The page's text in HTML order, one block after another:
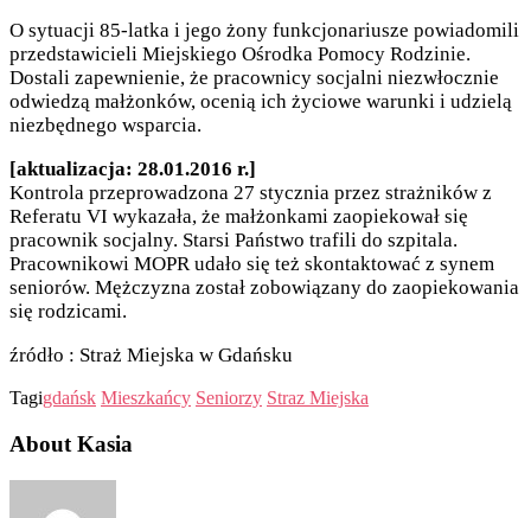
O sytuacji 85-latka i jego żony funkcjonariusze powiadomili
przedstawicieli Miejskiego Ośrodka Pomocy Rodzinie.
Dostali zapewnienie, że pracownicy socjalni niezwłocznie
odwiedzą małżonków, ocenią ich życiowe warunki i udzielą
niezbędnego wsparcia.
[aktualizacja: 28.01.2016 r.]
Kontrola przeprowadzona 27 stycznia przez strażników z
Referatu VI wykazała, że małżonkami zaopiekował się
pracownik socjalny. Starsi Państwo trafili do szpitala.
Pracownikowi MOPR udało się też skontaktować z synem
seniorów. Mężczyzna został zobowiązany do zaopiekowania
się rodzicami.
źródło : Straż Miejska w Gdańsku
Tagigdańsk Mieszkańcy Seniorzy Straz Miejska
About Kasia